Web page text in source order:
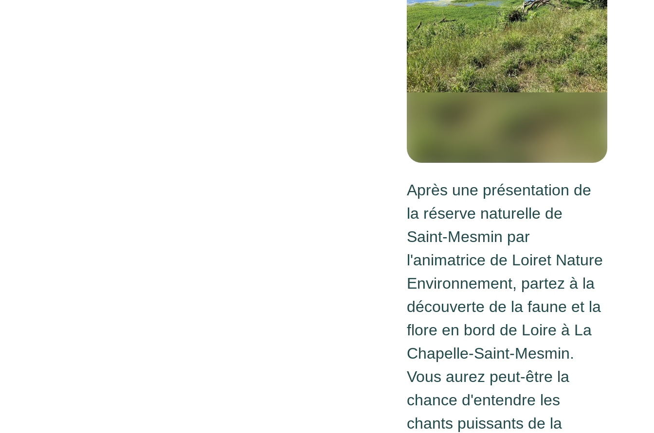
Après une présentation de
la réserve naturelle de
Saint-Mesmin par
l'animatrice de Loiret Nature
Environnement, partez à la
découverte de la faune et la
flore en bord de Loire à La
Chapelle-Saint-Mesmin.
Vous aurez peut-être la
chance d'entendre les
chants puissants de la